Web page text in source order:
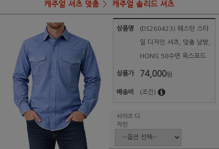
캐주얼 셔츠 맞춤 캐주얼 솔리드 셔츠
상품명 (DS260423) 웨스턴 스타
일 디자인 셔츠, 맞춤 남방,
HONG 50수면 옥스포드
상품가 74,000원
배송비 (조건)
사이즈 디
자인